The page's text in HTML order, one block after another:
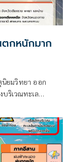
กหนักมาก
ยมวิทยา ออก
บริเวณทะเล